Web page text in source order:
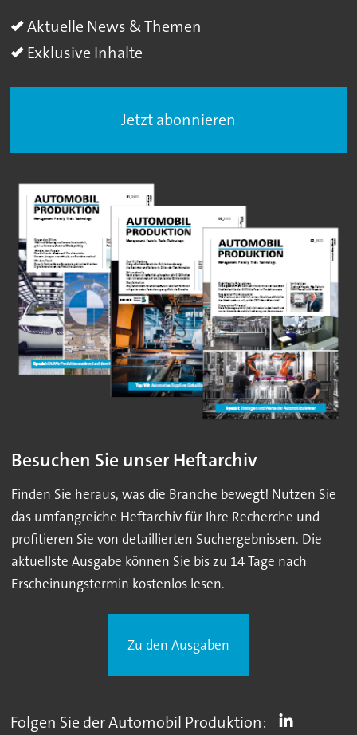
Aktuelle News & Themen
Exklusive Inhalte
Jetzt abonnieren
Besuchen Sie unser Heftarchiv
Finden Sie heraus, was die Branche bewegt! Nutzen Sie
das umfangreiche Heftarchiv für Ihre Recherche und
profitieren Sie von detaillierten Suchergebnissen. Die
aktuellste Ausgabe können Sie bis zu 14 Tage nach
Erscheinungstermin kostenlos lesen.
Zu den Ausgaben
Folgen Sie der Automobil Produktion: